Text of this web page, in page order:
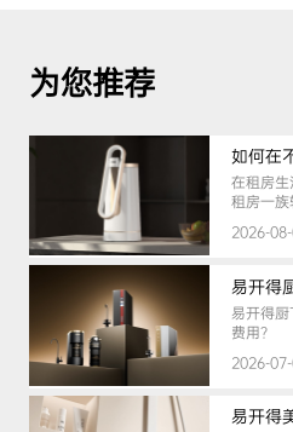
为您推荐
在租房
租房一族
2026-
易开得
费用？
2026-